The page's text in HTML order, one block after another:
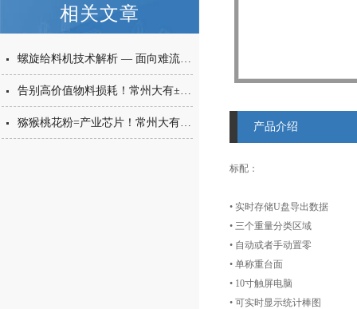
相关文章
螺旋给料机技术解析 — 面向难流动性粉体的微量高精度称重给料解决方案
告别高价值物料损耗！常州大有±0.001g西林瓶分装，让每一毫克都物尽其用
猕猴桃花粉=产业芯片！常州大有花粉分装机，守住每一克“植物黄金”的价值 产品介绍
标配：
• 实时存储U盘导出数据
• 三个重量分类区域
• 自动或者手动置零
• 单称重台面
• 10寸触屏电脑
• 可实时显示统计棒